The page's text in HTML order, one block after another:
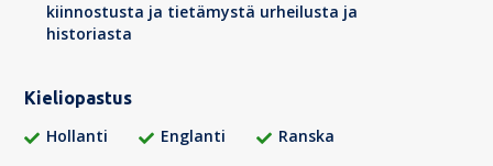
kiinnostusta ja tietämystä urheilusta ja
historiasta
Kieliopastus
Hollanti Englanti Ranska